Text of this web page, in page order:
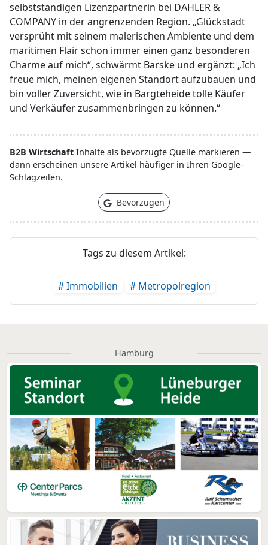
selbstständigen Lizenzpartnerin bei DAHLER &
COMPANY in der angrenzenden Region. „Glückstadt
versprüht mit seinem malerischen Ambiente und dem
maritimen Flair schon immer einen ganz besonderen
Charme auf mich“, schwärmt Barske und ergänzt: „Ich
freue mich, meinen eigenen Standort aufzubauen und
bin voller Zuversicht, wie in Bargteheide tolle Käufer
und Verkäufer zusammenbringen zu können.“
B2B Wirtschaft Inhalte als bevorzugte Quelle markieren —
dann erscheinen unsere Artikel häufiger in Ihren Google-
Schlagzeilen.
Bevorzugen
Tags zu diesem Artikel:
# Immobilien # Metropolregion
Hamburg